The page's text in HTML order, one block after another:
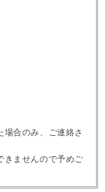
場合のみ、ご連絡さ
きませんので予めご